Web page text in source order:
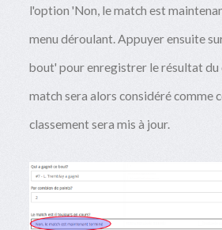
l'option 'Non, le match est
menu déroulant. Appuyer ensuite
bout' pour enregistrer le résultat du
match sera alors considéré comme
classement sera mis à jour.